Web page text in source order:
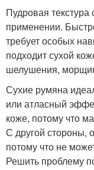
Пудровая
применении.
требует особых
подходит сухой
шелушения,
Сухие румяна
или атласный
коже, потому что
С другой стороны,
потому что не
Решить проблему